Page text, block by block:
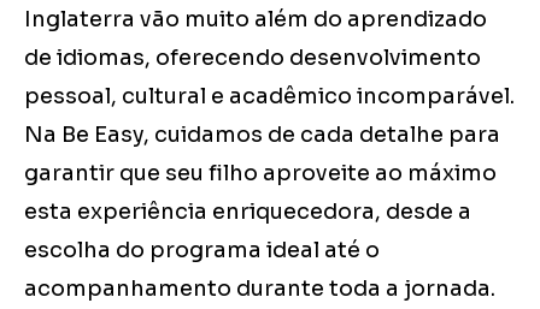
Inglaterra vão muito além do aprendizado
de idiomas, oferecendo desenvolvimento
pessoal, cultural e acadêmico incomparável.
Na Be Easy, cuidamos de cada detalhe para
garantir que seu filho aproveite ao máximo
esta experiência enriquecedora, desde a
escolha do programa ideal até o
acompanhamento durante toda a jornada.